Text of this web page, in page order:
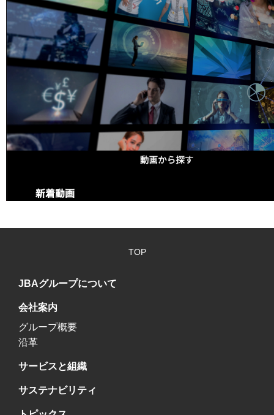
TOP
JBAグループについて
会社案内
グループ概要
沿革
サービスと組織
サステナビリティ